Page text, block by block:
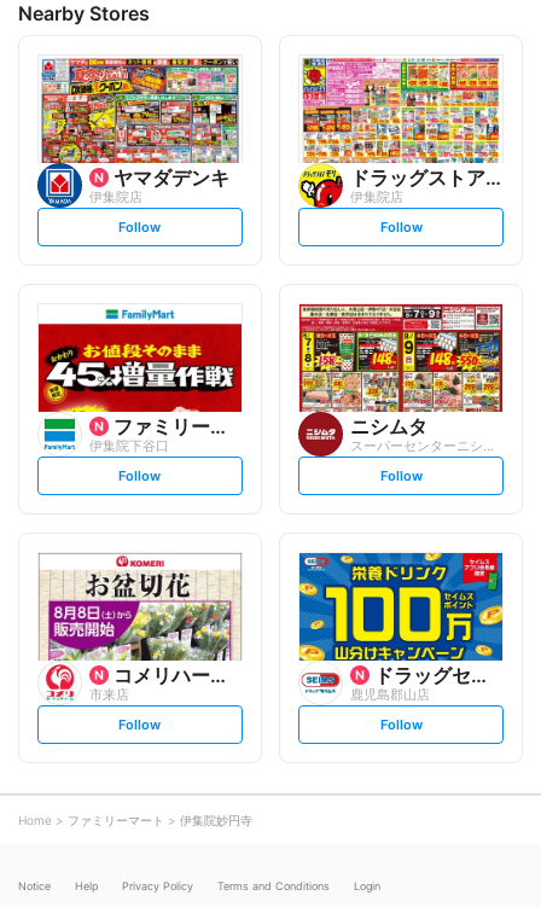
Nearby Stores
ヤマダデンキ
伊集院店
s
l
o
Follow
ドラッグストアモリ
伊集院店
s
l
o
w
Follow
ファミリーマート
伊集院下谷口
s
l
o
w
Follow
ニシムタ
スーパーセンターニシムタ 伊集院店
s
l
o
w
Follow
コメリハード&グリーン
市来店
s
l
o
Follow
ドラッグセイムス
鹿児島郡山店
s
l
Follow
Home ファミリーマート 伊集院妙円寺
Notice Help Privacy Policy Terms and Conditions Login